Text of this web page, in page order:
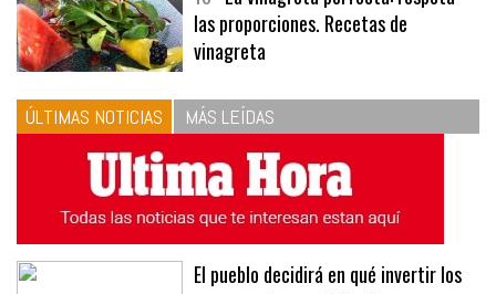
10La vinagreta perfecta: respeta
las proporciones. Recetas de
vinagreta
ÚLTIMAS NOTICIAS MÁS LEÍDAS